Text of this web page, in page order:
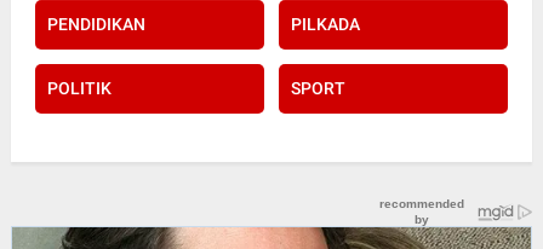
PENDIDIKAN PILKADA
POLITIK SPORT